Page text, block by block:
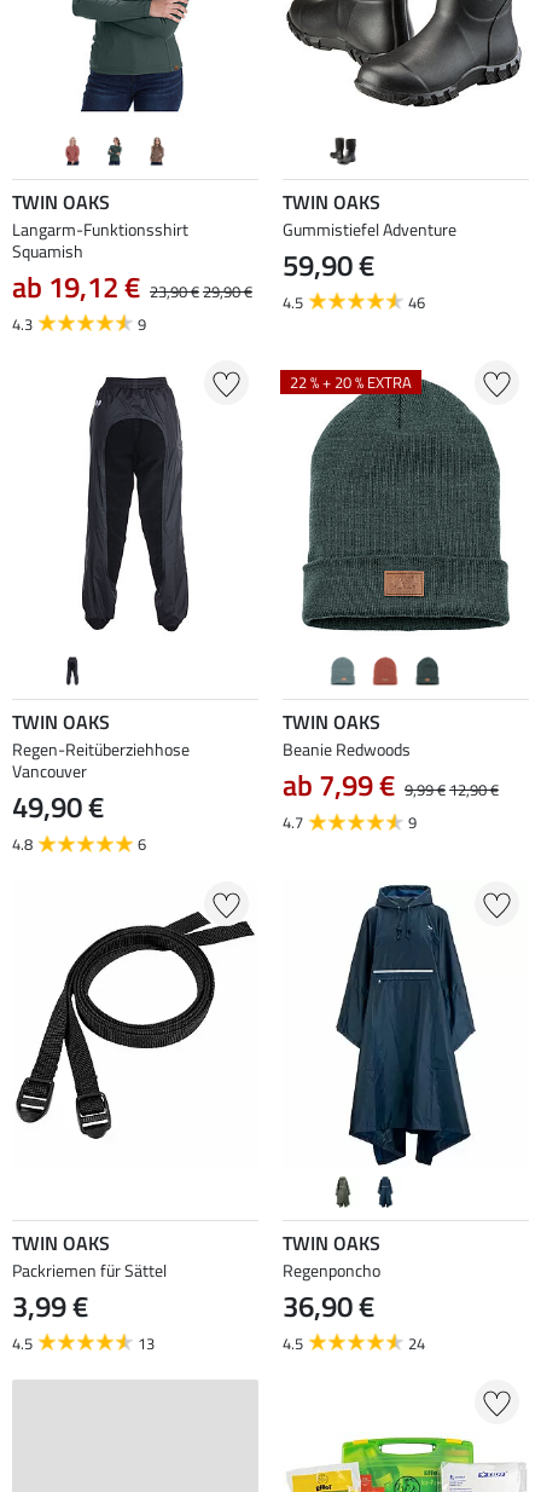
TWIN OAKS
Langarm-Funktionsshirt
Squamish
ab 19,12 € 23,90 €29,90 €
4.3
9
TWIN OAKS
Gummistiefel Adventure
59,90 €
4.5 46
TWIN OAKS
Regen-Reitüberziehhose
Vancouver
49,90 €
4.8 6
22 % + 20 % EXTRA
TWIN OAKS
Beanie Redwoods
ab 7,99 € 9,99 €12,90 €
4.7
9
TWIN OAKS
Packriemen für Sättel
3,99 €
4.5 13
TWIN OAKS
Regenponcho
36,90 €
4.5 24